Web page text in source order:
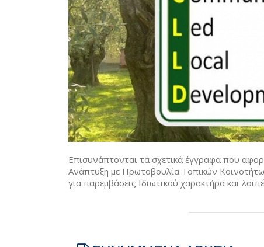
Επισυνάπτονται τα σχετικά έγγραφα που
Ανάπτυξη με Πρωτοβουλία Τοπικών
για παρεμβάσεις Ιδιωτικού χαρακτήρα και